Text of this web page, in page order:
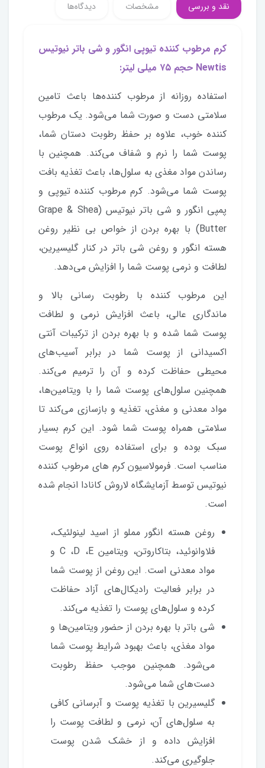
نقد و بررسی مشخصات دیدگاه‌ها
کرم مرطوب کننده تیوپی انگور و شی باتر نیوتیس
Newtis حجم ۷۵ میلی لیتر
:
استفاده روزانه از مرطوب کننده‌ها باعث تامین
سلامتی دست و صورت شما می‌شود. یک مرطوب
کننده خوب، علاوه بر حفظ رطوبت دستان شما،
پوست شما را نرم و شفاف می‌کند. همچنین با
رساندن مواد مغذی به سلول‌ها، باعث تغذیه بافت
پوست شما می‌شود. کرم مرطوب کننده تیوپی و
پمپی انگور و شی باتر نیوتیس (Grape & Shea
Butter) با بهره بردن از خواص بی نظیر روغن
هسته انگور و روغن شی‌ باتر در کنار گلیسیرین،
لطافت و نرمی پوست شما را افزایش می‌دهد.
این مرطوب کننده با رطوبت رسانی بالا و
ماندگاری عالی، باعث افزایش نرمی و لطافت
پوست شما شده و با بهره بردن از ترکیبات آنتی
اکسیدانی از پوست شما در برابر آسیب‌های
محیطی حفاظت کرده و آن را ترمیم می‌کند.
همچنین سلول‌های پوست شما را با ویتامین‌ها،
مواد معدنی و مغذی، تغذیه و بازسازی می‌کند تا
سلامتی همراه پوست شما شود. این کرم بسیار
سبک بوده و برای استفاده روی انواع پوست
مناسب است. فرمولاسیون کرم‌ های مرطوب کننده
نیوتیس توسط آزمایشگاه‌ لاروش کانادا انجام شده
است.
روغن هسته انگور مملو از اسید لینولئیک،
فلاوانوئید، بتاکاروتن، ویتامین C ،D ،E و
مواد معدنی است. این روغن از پوست شما
در برابر فعالیت رادیکال‌های آزاد حفاظت
کرده و سلول‌های پوست را تغذیه می‌کند.
شی باتر با بهره بردن از حضور ویتامین‌ها و
مواد مغذی، باعث بهبود شرایط پوست شما
می‌شود. همچنین موجب حفظ رطوبت
دست‌های شما می‌شود.
گلیسیرین با تغذیه پوست و آبرسانی کافی
به سلول‌های آن، نرمی و لطافت پوست را
افزایش داده و از خشک شدن پوست
جلوگیری می‌کند.